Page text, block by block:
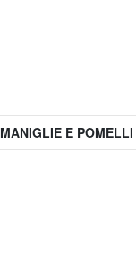
MANIGLIE E POMELLI